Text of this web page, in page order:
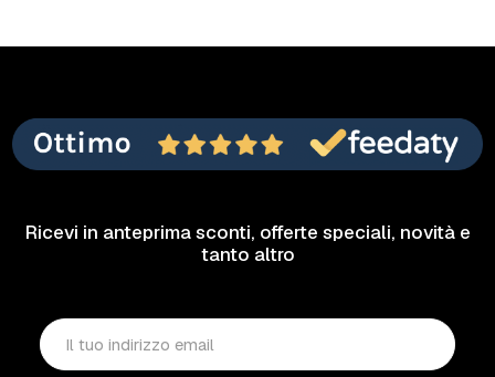
Ricevi in anteprima sconti, offerte speciali, novità e
tanto altro